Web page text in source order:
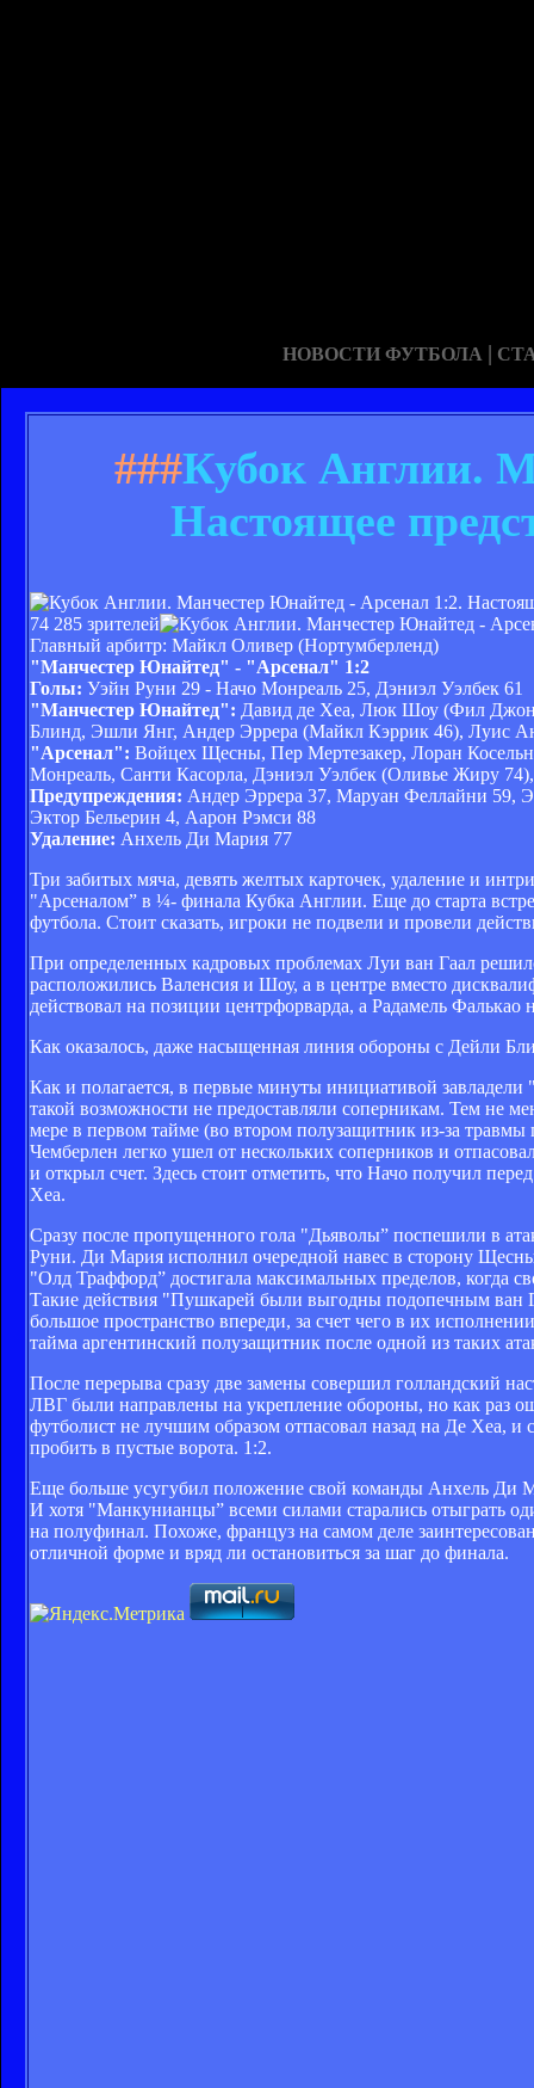
НОВОСТИ ФУТБОЛА |
###Кубок Англии.
Настоящее
74 285 зрителей
Главный арбитр: Майкл Оливер (Нортумберленд)
"Манчестер Юнайтед" - "Арсенал" 1:2
Голы: Уэйн Руни 29 - Начо Монреаль 25, Дэниэл Уэлбек 61
"Манчестер Юнайтед": Давид де Хеа, Люк Шоу (Фил
Блинд, Эшли Янг, Андер Эррера (Майкл Кэррик 46), Луис
"Арсенал": Войцех Щесны, Пер Мертезакер, Лоран
Монреаль, Санти Касорла, Дэниэл Уэлбек (Оливье Жиру
Предупреждения: Андер Эррера 37, Маруан Феллайни 59,
Эктор Бельерин 4, Аарон Рэмси 88
Удаление: Анхель Ди Мария 77
Три забитых мяча, девять желтых карточек, удаление и
"Арсеналом” в ¼- финала Кубка Англии. Еще до старта
футбола. Стоит сказать, игроки не подвели и провели
При определенных кадровых проблемах Луи ван Гаал
расположились Валенсия и Шоу, а в центре вместо
действовал на позиции центрфорварда, а Радамель
Как оказалось, даже насыщенная линия обороны с Дейли
Как и полагается, в первые минуты инициативой
такой возможности не предоставляли соперникам. Тем не
мере в первом тайме (во втором полузащитник из-за
Чемберлен легко ушел от нескольких соперников и
и открыл счет. Здесь стоит отметить, что Начо получил
Хеа.
Сразу после пропущенного гола "Дьяволы” поспешили в
Руни. Ди Мария исполнил очередной навес в сторону
"Олд Траффорд” достигала максимальных пределов, когда
Такие действия "Пушкарей были выгодны подопечным ван
большое пространство впереди, за счет чего в их
тайма аргентинский полузащитник после одной из таких
После перерыва сразу две замены совершил голландский
ЛВГ были направлены на укрепление обороны, но как раз
футболист не лучшим образом отпасовал назад на Де Хеа,
пробить в пустые ворота. 1:2.
Еще больше усугубил положение свой команды Анхель Ди
И хотя "Манкунианцы” всеми силами старались отыграть
на полуфинал. Похоже, француз на самом деле
отличной форме и вряд ли остановиться за шаг до финала.